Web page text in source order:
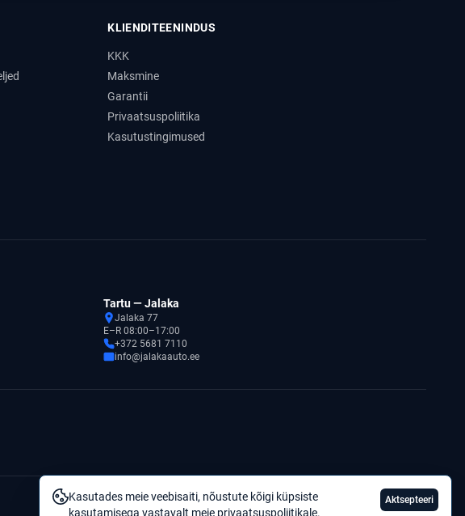
Kasutades meie veebisaiti, nõustute kõigi küpsiste
kasutamisega vastavalt meie privaatsuspoliitikale.
Aktsepteeri
KLIENDITEENINDUS
KKK
Maksmine
Garantii
Privaatsuspoliitika
Kasutustingimused
Tartu — Jalaka
Jalaka 77
E–R 08:00–17:00
+372 5681 7110
info@jalakaauto.ee
Privaatsuspoliitika